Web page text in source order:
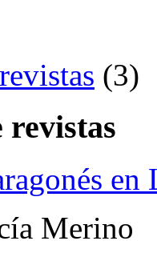
(3)
en
Merino